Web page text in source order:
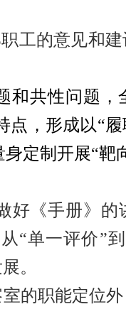
工的意见和
和共性问题，
点， 形成以“
身定制开展“靶
好《手册》
“单一评价”
。
的职能定位